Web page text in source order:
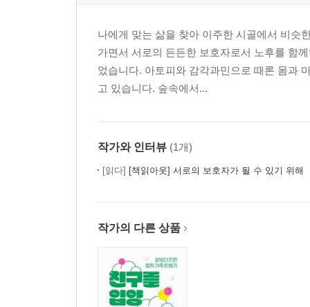
나에게 맞는 삶을 찾아 이주한 시골에서 비슷
가면서 서로의 든든한 보호자로서 노후를 함
었습니다. 아토피와 감각과민으로 때론 몸과
고 있습니다. 숲속에서...
작가와 인터뷰 (1개)
[읽다] [책읽아웃] 서로의 보호자가 될 수 있기 위해
작가의 다른 상품